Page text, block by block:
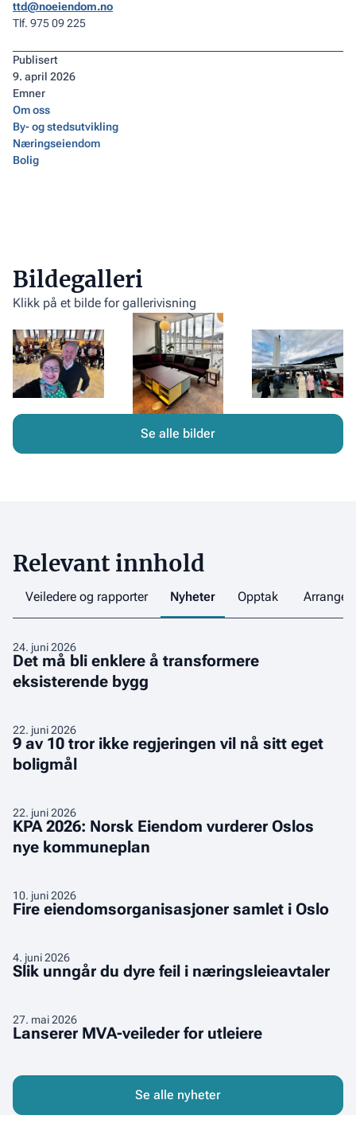
ttd@noeiendom.no
Tlf. 975 09 225
Publisert
9. april 2026
Emner
Om oss
By- og stedsutvikling
Næringseiendom
Bolig
Bildegalleri
Klikk på et bilde for gallerivisning
Se alle bilder
Relevant innhold
Veiledere og rapporter Nyheter Opptak
24. juni 2026
Det må bli enklere å transformere
eksisterende bygg
Det
må
bli
å
transformere
eksisterende
22. juni 2026
9 av 10 tror ikke regjeringen vil nå sitt eget
boligmål
9
av
10
ikke
regjeringen
vil
eget
boligmål
22. juni 2026
KPA 2026: Norsk Eiendom vurderer Oslos
nye kommuneplan
KPA
2026:
Norsk
vurderer
Oslos
10. juni 2026
Fire eiendomsorganisasjoner samlet i Oslo
Fire
eiendomsorganisasjoner
Oslo
4. juni 2026
Slik unngår du dyre feil i næringsleieavtaler
Slik
unngår
dyre
feil
27. mai 2026
Lanserer MVA-veileder for utleiere
Lanserer
MVA-
for
Se alle nyheter